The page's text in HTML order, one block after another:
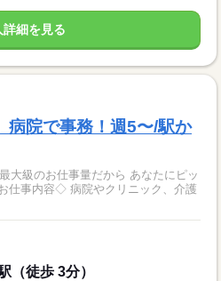
詳細を見る
病院で事務！週5〜/駅か
大級のお仕事量だから あなたにピッ
（徒歩 3分）